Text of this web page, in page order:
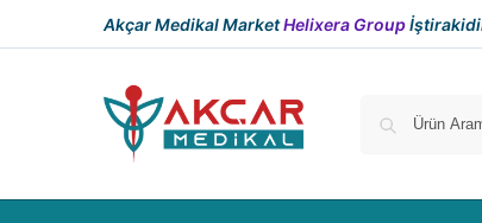
Akçar Medikal MarketHelixera Group